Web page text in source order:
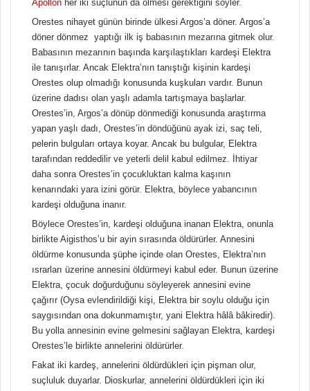
Apollon her iki suçlunun da ölmesi gerektiğini söyler.
Orestes nihayet günün birinde ülkesi Argos’a döner. Argos’a
döner dönmez yaptığı ilk iş babasının mezarına gitmek olur.
Babasının mezarının başında karşılaştıkları kardeşi Elektra
ile tanışırlar. Ancak Elektra’nın tanıştığı kişinin kardeşi
Orestes olup olmadığı konusunda kuşkuları vardır. Bunun
üzerine dadısı olan yaşlı adamla tartışmaya başlarlar.
Orestes’in, Argos’a dönüp dönmediği konusunda araştırma
yapan yaşlı dadı, Orestes’in döndüğünü ayak izi, saç teli,
pelerin bulguları ortaya koyar. Ancak bu bulgular, Elektra
tarafından reddedilir ve yeterli delil kabul edilmez. İhtiyar
daha sonra Orestes’in çocukluktan kalma kaşının
kenarındaki yara izini görür. Elektra, böylece yabancının
kardeşi olduğuna inanır.
Böylece Orestes’in, kardeşi olduğuna inanan Elektra, onunla
birlikte Aigisthos’u bir ayin sırasında öldürürler. Annesini
öldürme konusunda şüphe içinde olan Orestes, Elektra’nın
ısrarları üzerine annesini öldürmeyi kabul eder. Bunun üzerine
Elektra, çocuk doğurduğunu söyleyerek annesini evine
çağırır (Oysa evlendirildiği kişi, Elektra bir soylu olduğu için
saygısından ona dokunmamıştır, yani Elektra hâlâ bâkiredir).
Bu yolla annesinin evine gelmesini sağlayan Elektra, kardeşi
Orestes’le birlikte annelerini öldürürler.
Fakat iki kardeş, annelerini öldürdükleri için pişman olur,
suçluluk duyarlar. Dioskurlar, annelerini öldürdükleri için iki